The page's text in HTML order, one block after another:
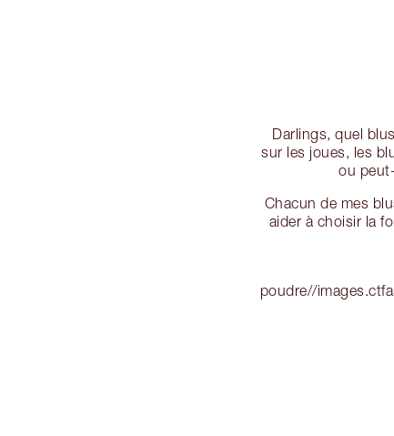
Darlings, quel
sur les joues, les
ou
Chacun de mes
aider à choisir la
poudre//